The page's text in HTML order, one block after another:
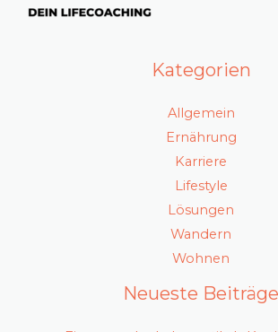
Kategorien
Allgemein
Ernährung
Karriere
Lifestyle
Lösungen
Wandern
Wohnen
Neueste Beiträge